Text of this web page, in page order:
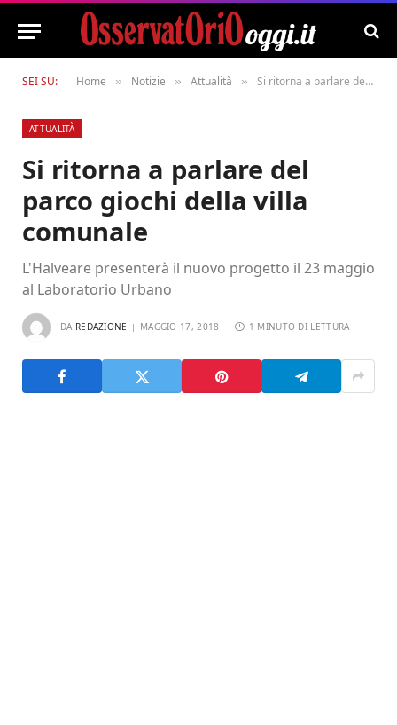
SEI SU: Home » Notizie » Attualità » Si ritorna a parlare del parco giochi della villa comunale
ATTUALITÀ
Si ritorna a parlare del
parco giochi della villa
comunale
L'Halveare presenterà il nuovo progetto il 23 maggio
al Laboratorio Urbano
DA REDAZIONE MAGGIO 17, 2018 1 MINUTO DI LETTURA